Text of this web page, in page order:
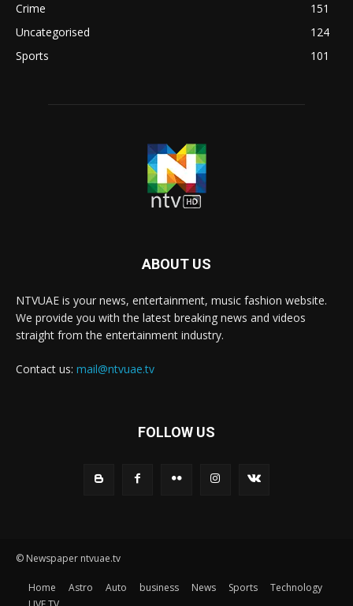
Crime
151
Uncategorised
124
Sports
101
ABOUT US
NTVUAE is your news, entertainment, music fashion website.
We provide you with the latest breaking news and videos
straight from the entertainment industry.
Contact us: mail@ntvuae.tv
FOLLOW US
© Newspaper ntvuae.tv
Home Astro Auto business News Sports
Technology